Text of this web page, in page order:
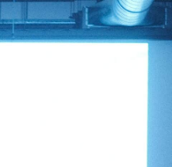
une